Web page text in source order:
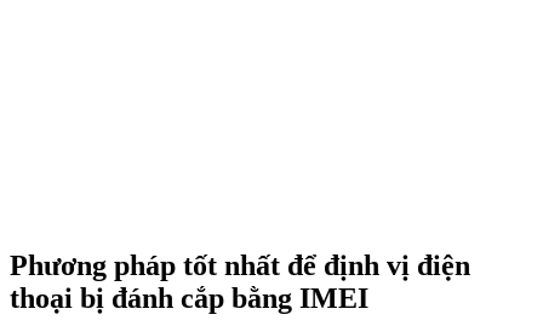
Phương pháp tốt nhất để định vị điện
thoại bị đánh cắp bằng IMEI